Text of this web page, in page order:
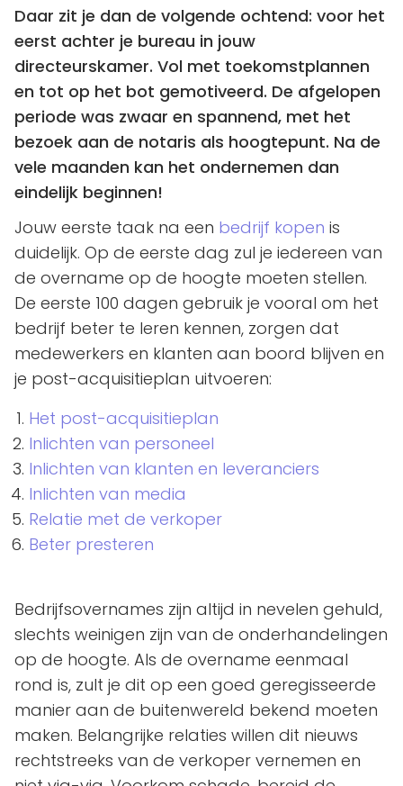
Daar zit je dan de volgende ochtend: voor het
eerst achter je bureau in jouw
directeurskamer. Vol met toekomstplannen
en tot op het bot gemotiveerd. De afgelopen
periode was zwaar en spannend, met het
bezoek aan de notaris als hoogtepunt. Na de
vele maanden kan het ondernemen dan
eindelijk beginnen!
Jouw eerste taak na een bedrijf kopen is
duidelijk. Op de eerste dag zul je iedereen van
de overname op de hoogte moeten stellen.
De eerste 100 dagen gebruik je vooral om het
bedrijf beter te leren kennen, zorgen dat
medewerkers en klanten aan boord blijven en
je post-acquisitieplan uitvoeren:
Het post-acquisitieplan
Inlichten van personeel
Inlichten van klanten en leveranciers
Inlichten van media
Relatie met de verkoper
Beter presteren
Bedrijfsovernames zijn altijd in nevelen gehuld,
slechts weinigen zijn van de onderhandelingen
op de hoogte. Als de overname eenmaal
rond is, zult je dit op een goed geregisseerde
manier aan de buitenwereld bekend moeten
maken. Belangrijke relaties willen dit nieuws
rechtstreeks van de verkoper vernemen en